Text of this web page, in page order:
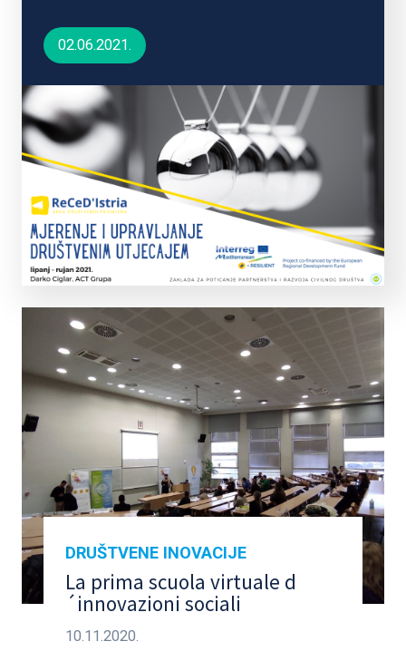
02.06.2021.
DRUŠTVENE INOVACIJE
La prima scuola virtuale d
´innovazioni sociali
10.11.2020.